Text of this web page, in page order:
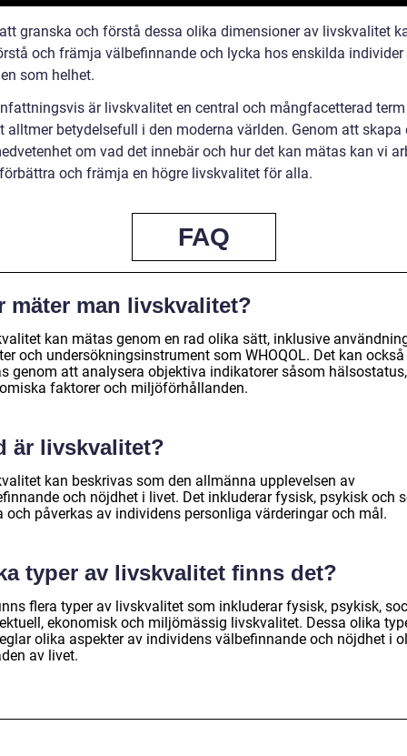
granska och förstå dessa olika dimensioner av livskvalitet
och främja välbefinnande och lycka hos enskilda individer
som helhet.
är livskvalitet en central och mångfacetterad
alltmer betydelsefull i den moderna världen. Genom att skapa
om vad det innebär och hur det kan mätas kan vi
och främja en högre livskvalitet för alla.
FAQ
mäter man livskvalitet?
kan mätas genom en rad olika sätt, inklusive
och undersökningsinstrument som WHOQOL. Det kan också
genom att analysera objektiva indikatorer såsom hälsostatus,
faktorer och miljöförhållanden.
är livskvalitet?
kan beskrivas som den allmänna upplevelsen av
och nöjdhet i livet. Det inkluderar fysisk, psykisk och
och påverkas av individens personliga värderingar och mål.
typer av livskvalitet finns det?
flera typer av livskvalitet som inkluderar fysisk, psykisk,
ekonomisk och miljömässig livskvalitet. Dessa olika
olika aspekter av individens välbefinnande och nöjdhet i
av livet.